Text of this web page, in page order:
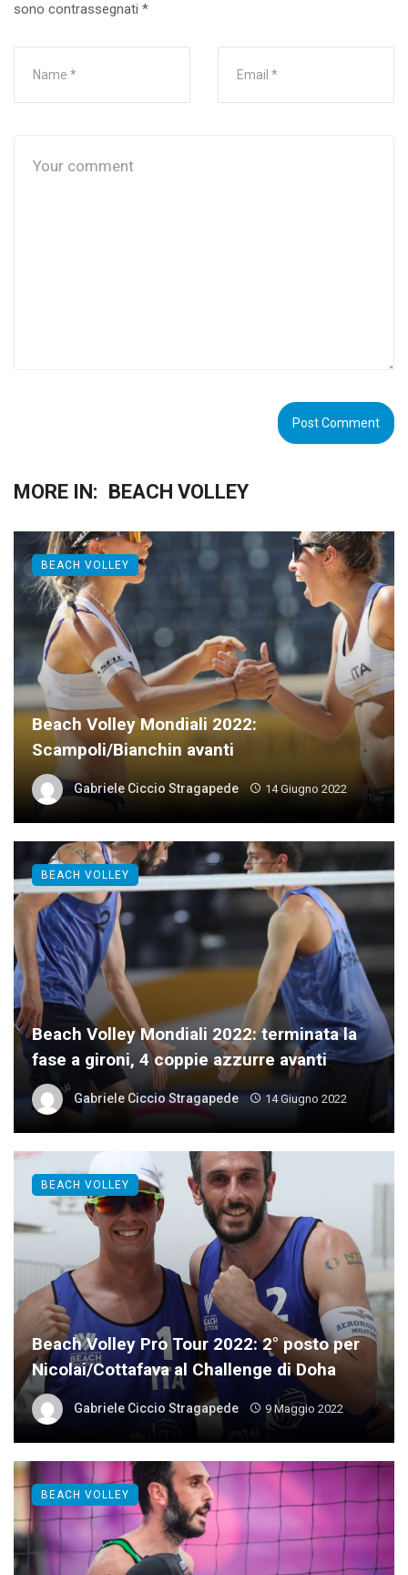
sono contrassegnati *
MORE IN: BEACH VOLLEY
Beach Volley Mondiali 2022:
Scampoli/Bianchin avanti
Gabriele Ciccio Stragapede 14 Giugno 2022
BEACH VOLLEY
Beach Volley Mondiali 2022: terminata la
fase a gironi, 4 coppie azzurre avanti
Gabriele Ciccio Stragapede 14 Giugno 2022
BEACH VOLLEY
Beach Volley Pro Tour 2022: 2° posto per
Nicolai/Cottafava al Challenge di Doha
Gabriele Ciccio Stragapede 9 Maggio 2022
BEACH VOLLEY
BEACH VOLLEY